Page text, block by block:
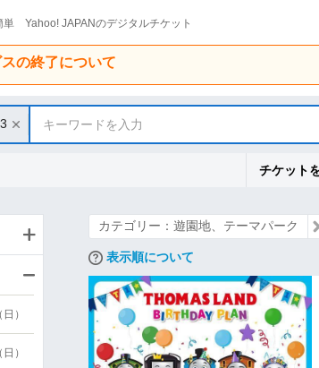
単 Yahoo! JAPANのデジタルチケット
の終了について
キーワードを入力
チケット
カテゴリー：遊園地、テーマパーク
表示順について
）
）